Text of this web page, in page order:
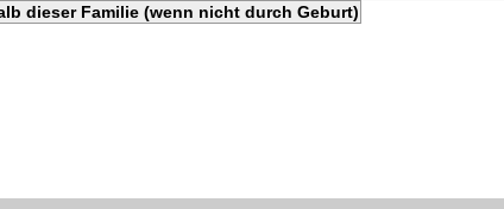
dieser Familie (wenn nicht durch Geburt)